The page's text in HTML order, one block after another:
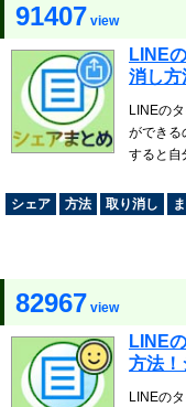
91407 view
LINE
消し方
LINEの
ができる
すると自
シェア
方法 取り消し
82967 view
LINE
方法！
LINEの